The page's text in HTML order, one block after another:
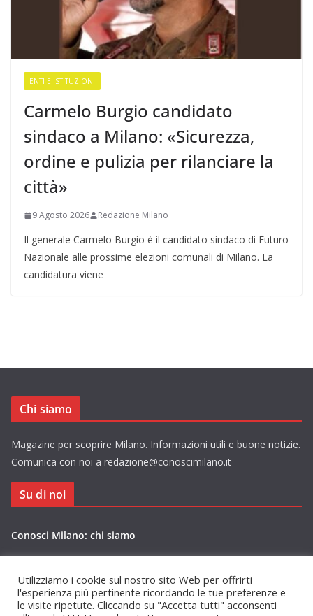
ENTI E ISTITUZIONI
Carmelo Burgio candidato
sindaco a Milano: «Sicurezza,
ordine e pulizia per rilanciare la
città»
9 Agosto 2026 Redazione Milano
Il generale Carmelo Burgio è il candidato sindaco di Futuro
Nazionale alle prossime elezioni comunali di Milano. La
candidatura viene
Chi siamo
Magazine per scoprire Milano. Informazioni utili e buone notizie.
Comunica con noi a redazione@conoscimilano.it
Su di noi
Conosci Milano: chi siamo
Utilizziamo i cookie sul nostro sito Web per offrirti
l'esperienza più pertinente ricordando le tue preferenze e
le visite ripetute. Cliccando su "Accetta tutti" acconsenti